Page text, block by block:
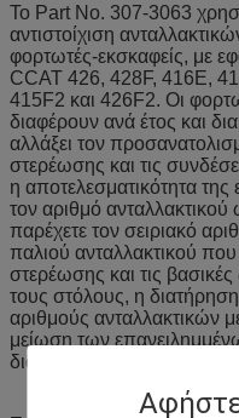
Το Part No. 307-3063
αντιστοίχιση
φορτωτές-εκσκαφείς, με
CCAT 426, 428F, 416E,
415F2 και 426F2. Οι
διαφέρουν ανά έτος και
αλλάξει τον
στερέωσης και τις
η αποτελεσματικότητα
τον αριθμό
παρέχετε τον σειριακό
παλιού ανταλλακτικού που
στερέωσης και τις βασικές
τους στόλους, η
αριθμούς ανταλλακτικών
μείωση των
διακοπής λειτουργίας.